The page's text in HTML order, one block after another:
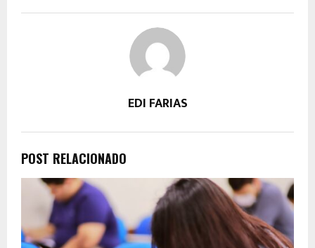
EDI FARIAS
POST RELACIONADO